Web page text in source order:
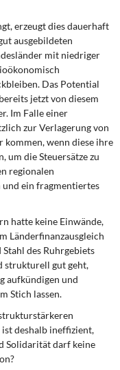
erzeugt dies dauerhaft
ausgebildeten
mit niedriger
Das Potential
jetzt von diesem
Im Falle einer
zur Verlagerung von
kommen, wenn diese ihre
um die Steuersätze zu
regionalen
ein fragmentiertes
hatte keine Einwände,
Länderfinanzausgleich
des Ruhrgebiets
strukturell gut geht,
aufkündigen und
Stich lassen.
deshalb ineffizient,
Solidarität darf keine